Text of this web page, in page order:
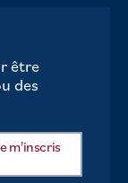
être
des